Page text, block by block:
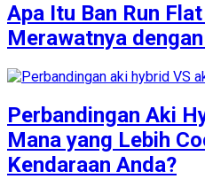
Apa Itu Ban Run
Merawatnya
Perbandingan Aki
Mana yang Lebih
Kendaraan Anda?